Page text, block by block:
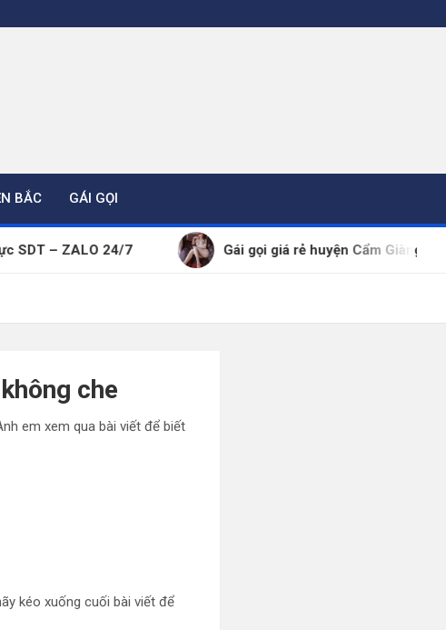
BẮC GÁI GỌI
24/7 Gái gọi giá rẻ huyện Cẩm Giàng thông tin đã
che
em xem qua bài viết để biết
kéo xuống cuối bài viết để